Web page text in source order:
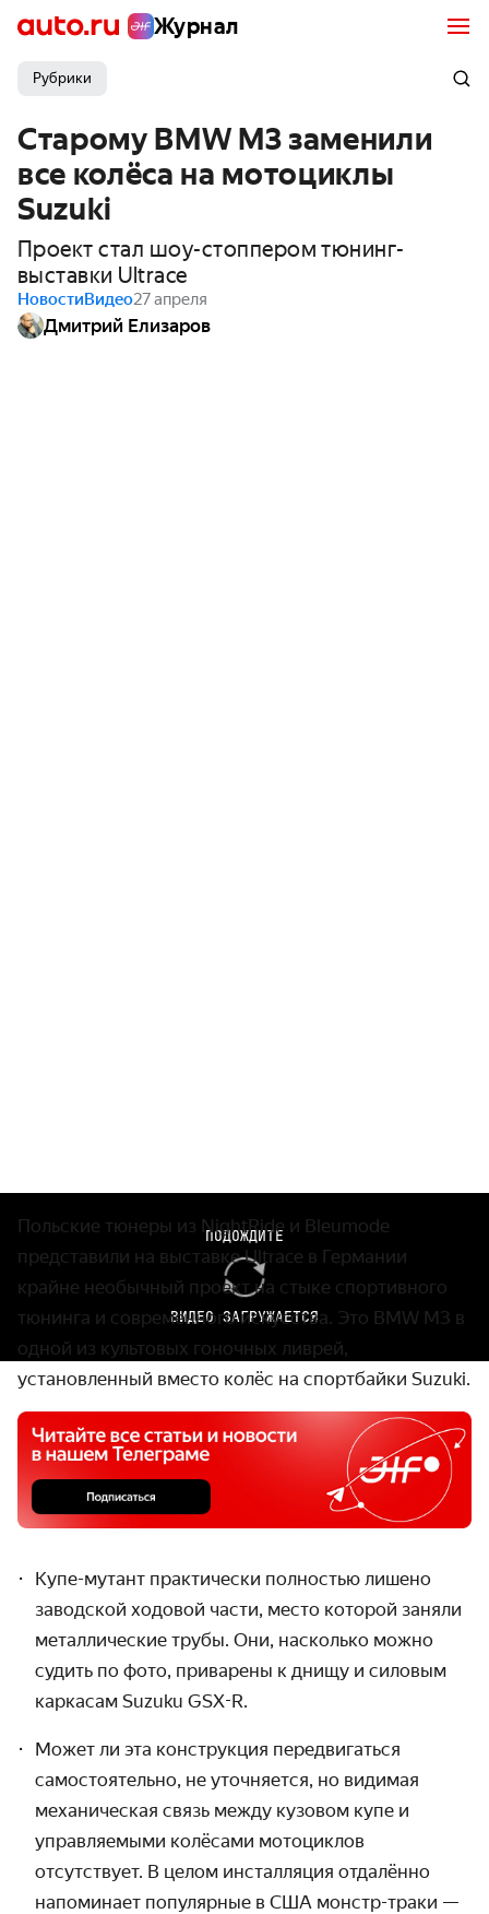
Журнал
Рубрики
Старому BMW M3 заменили
все колёса на мотоциклы
Suzuki
Проект стал шоу-стоппером тюнинг-
выставки Ultrace
НовостиВидео27 апреля
Дмитрий Елизаров
ПОДОЖДИТЕ
ВИДЕО ЗАГРУЖАЕТСЯ
Польские тюнеры из NightRide и Bleumode
представили на выставке Ultrace в Германии
крайне необычный проект на стыке спортивного
тюнинга и современного искусства. Это BMW M3 в
одной из культовых гоночных ливрей,
установленный вместо колёс на спортбайки Suzuki.
Купе-мутант практически полностью лишено
заводской ходовой части, место которой заняли
металлические трубы. Они, насколько можно
судить по фото, приварены к днищу и силовым
каркасам Suzuku GSX-R.
Может ли эта конструкция передвигаться
самостоятельно, не уточняется, но видимая
механическая связь между кузовом купе и
управляемыми колёсами мотоциклов
отсутствует. В целом инсталляция отдалённо
напоминает популярные в США монстр-траки —